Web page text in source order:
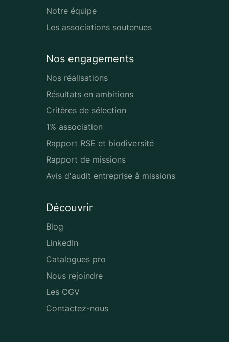
Notre équipe
Les associations soutenues
Nos engagements
Nos réalisations
Résultats en ambitions
Critères de sélection
1% association
Rapport RSE et biodiversité
Rapport de missions
Avis d'audit entreprise à missions
Découvrir
Blog
LinkedIn
Catalogues pro
Nous rejoindre
Les CGV
Contactez-nous